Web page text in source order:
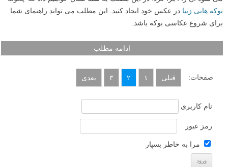
بوکه هایی زیبا در عکس خود ایجاد کنید. این مطلب می تواند راهنمای شما
برای شروع عکاسی بوکه باشد.
ادامه مطلب
صفحات: قبلی ۱ ۲ ۳ بعدی
نام کاربری
رمز عبور
مرا به خاطر بسپار